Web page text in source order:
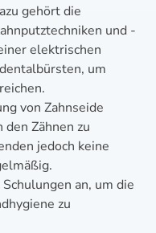
gehört die
und -
elektrischen
um
von Zahnseide
Zähnen zu
jedoch keine
an, um die
zu